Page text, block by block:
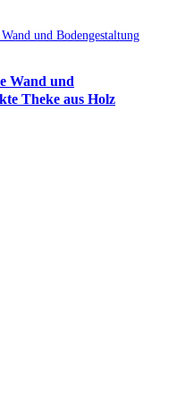
Wand und
Theke aus Holz